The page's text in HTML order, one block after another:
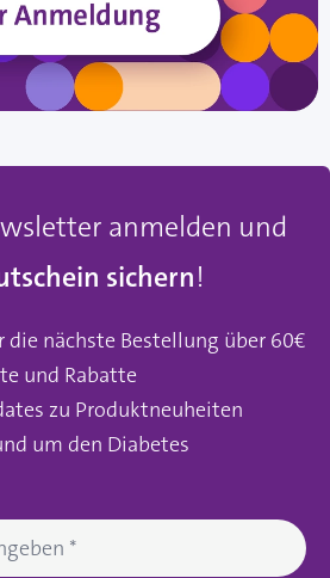
anmelden und
sichern!
die nächste Bestellung über 60€
und Rabatte
zu Produktneuheiten
um den Diabetes